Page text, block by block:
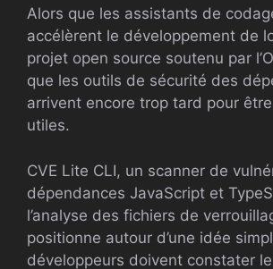
Alors que les assistants de
accélèrent le développement de
projet open source soutenu par
que les outils de sécurité des
arrivent encore trop tard pour
utiles.
CVE Lite CLI, un scanner de
dépendances JavaScript et
l’analyse des fichiers de
positionne autour d’une idée
développeurs doivent constater